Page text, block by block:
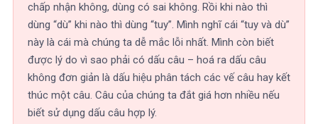
chấp nhận không, dùng có sai không. Rồi khi nào thì
dùng “dù” khi nào thì dùng “tuy”. Mình nghĩ cái “tuy và dù”
này là cái mà chúng ta dễ mắc lỗi nhất. Mình còn biết
được lý do vì sao phải có dấu câu – hoá ra dấu câu
không đơn giản là dấu hiệu phân tách các vế câu hay kết
thúc một câu. Câu của chúng ta đắt giá hơn nhiều nếu
biết sử dụng dấu câu hợp lý.